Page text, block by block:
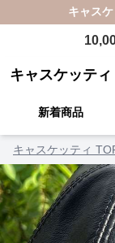
キャスケ
キャスケッティ
新着商品
キャスケッティ